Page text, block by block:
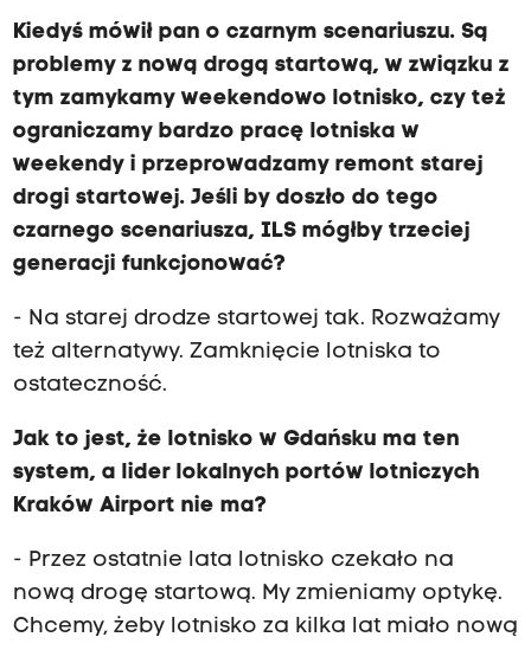
Kiedyś mówił pan o czarnym scenariuszu. Są
problemy z nową drogą startową, w związku z
tym zamykamy weekendowo lotnisko, czy też
ograniczamy bardzo pracę lotniska w
weekendy i przeprowadzamy remont starej
drogi startowej. Jeśli by doszło do tego
czarnego scenariusza, ILS mógłby trzeciej
generacji funkcjonować?
- Na starej drodze startowej tak. Rozważamy
też alternatywy. Zamknięcie lotniska to
ostateczność.
Jak to jest, że lotnisko w Gdańsku ma ten
system, a lider lokalnych portów lotniczych
Kraków Airport nie ma?
- Przez ostatnie lata lotnisko czekało na
nową drogę startową. My zmieniamy optykę.
Chcemy, żeby lotnisko za kilka lat miało nową